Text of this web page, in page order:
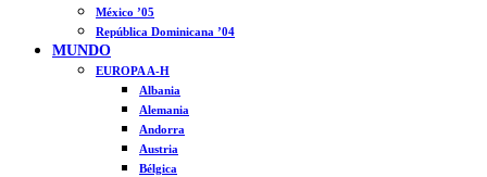
México ’05
República Dominicana ’04
MUNDO
EUROPA A-H
Albania
Alemania
Andorra
Austria
Bélgica